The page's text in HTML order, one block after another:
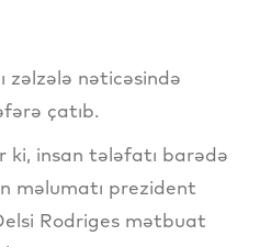
zəlzələ nəticəsində
çatıb.
ki, insan tələfatı barədə
məlumatı prezident
Rodriges mətbuat